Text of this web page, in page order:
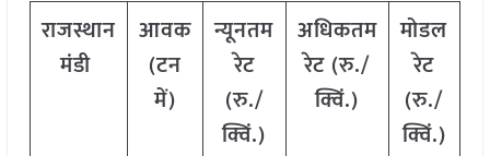
राजस्थान
मंडी
आवक
(टन
में)
न्यूनतम
रेट
(रु./
क्विं.)
अधिकतम
रेट (रु./
क्विं.)
मोडल
रेट
(रु./
क्विं.)